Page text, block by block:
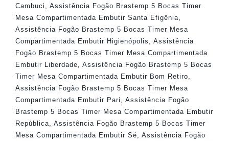
Cambuci
Assistência Fogão Brastemp 5 Bocas Timer
Mesa Compartimentada Embutir Santa Efigênia
Assistência Fogão Brastemp 5 Bocas Timer Mesa
Compartimentada Embutir Higienópolis
Assistência
Fogão Brastemp 5 Bocas Timer Mesa Compartimentada
Embutir Liberdade
Assistência Fogão Brastemp 5 Bocas
Timer Mesa Compartimentada Embutir Bom Retiro
Assistência Fogão Brastemp 5 Bocas Timer Mesa
Compartimentada Embutir Pari
Assistência Fogão
Brastemp 5 Bocas Timer Mesa Compartimentada Embutir
República
Assistência Fogão Brastemp 5 Bocas Timer
Mesa Compartimentada Embutir Sé
Assistência Fogão